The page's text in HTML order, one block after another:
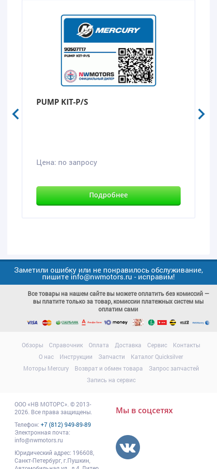
PUMP KIT-P/S
Цена: по запросу
Подробнее
Заметили ошибку или не понравилось обслуживание,
пишите info@nwmotors.ru - исправим!
Все товары на нашем сайте вы можете оплатить без комиссий —
вы платите только за товар, комиссии платежных систем мы
оплатим сами
Обзоры Справочник Оплата Доставка Сервис
Контакты
О нас
Инструкции Запчасти
Каталог Quicksilver
Моторы Mercury
Возврат и обмен товара
Запрос запчастей
Запись на сервис
ООО«НВ МОТОРС» © 2013-
2026. Все права защищены.
Телефон: +7 (812) 949-89-89
Электронная почта:
info@nwmotors.ru
Юридический адрес: 196608
Санкт-Петербург, г.Пушкин
Мы в соцсетях